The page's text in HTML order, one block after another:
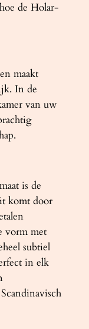
de Holar-
maakt
In de
van uw
is de
komt door
vorm met
subtiel
in elk